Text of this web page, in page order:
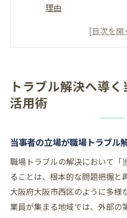
理由
社員同士の喧嘩時に
当事者意識を高める
すめ
会社責任を明確化す
作成
大阪市西区における
性
職場の安全対策に当事
トラブル解決へ導
活用術
当事者の立場が職場トラブル
職場トラブルの解決において「
ることは、根本的な問題把握と
大阪府大阪市西区のように多様
業員が集まる地域では、外部の